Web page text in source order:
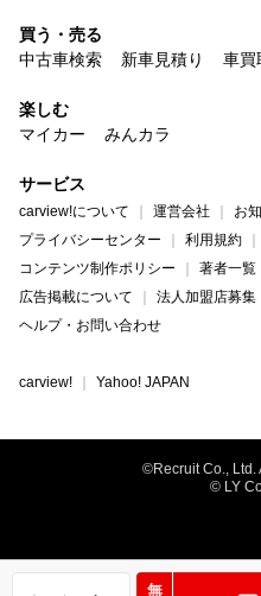
無
買う・売る
中古車検索
新車見積り 車買
楽しむ
マイカー
みんカラ
サービス
carview!について 運営会社 お
プライバシーセンター
利用規約
コンテンツ制作ポリシー
著者一覧
広告掲載について
法人加盟店募集
ヘルプ・お問い合わせ
carview! Yahoo! JAPAN
©Recruit Co., Ltd.
© LY